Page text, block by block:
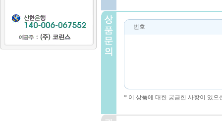
번호
* 이 상품에 대한 궁금한 사항이 있